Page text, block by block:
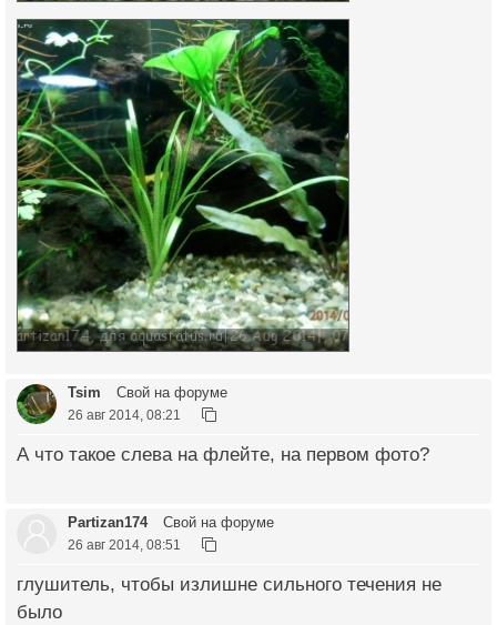
Tsim Свой на форуме
26 авг 2014, 08:21
А что такое слева на флейте, на первом фото?
Partizan174 Свой на форуме
26 авг 2014, 08:51
глушитель, чтобы излишне сильного течения не
было